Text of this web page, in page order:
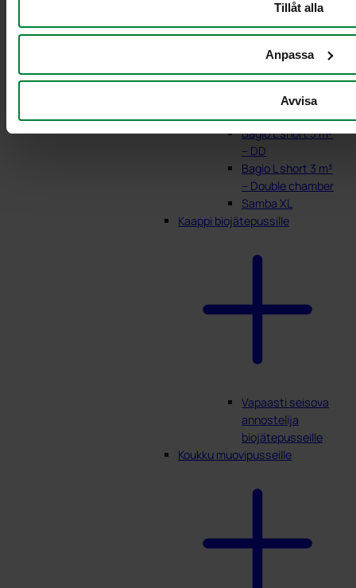
Tillåt alla
Anpassa
Avvisa
Bagio M short 1,8
Bagio L short 3 m³
Bagio L short 3 m³
– DD
Bagio L short 3 m³
– Double chamber
Samba XL
Kaappi biojätepussille
Vapaasti seisova
annostelija
biojätepusseille
Koukku muovipusseille